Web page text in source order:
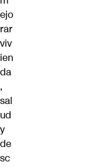
ejo
rar
viv
ien
da
,
sal
ud
y
de
sc